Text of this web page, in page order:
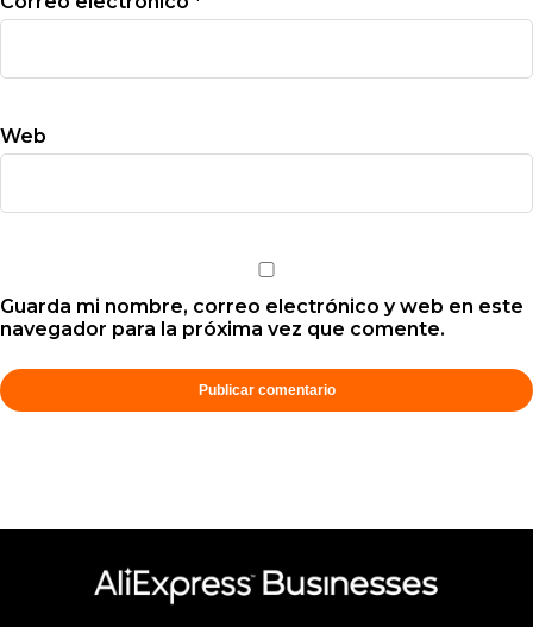
Web
Guarda mi nombre, correo electrónico y web en este
navegador para la próxima vez que comente.